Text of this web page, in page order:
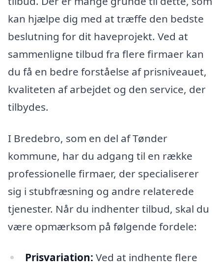
kan hjælpe dig med at træffe den bedste
beslutning for dit haveprojekt. Ved at
sammenligne tilbud fra flere firmaer kan
du få en bedre forståelse af prisniveauet,
kvaliteten af arbejdet og den service, der
tilbydes.
I Bredebro, som en del af Tønder
kommune, har du adgang til en række
professionelle firmaer, der specialiserer
sig i stubfræsning og andre relaterede
tjenester. Når du indhenter tilbud, skal du
være opmærksom på følgende fordele:
Prisvariation: Ved at indhente flere